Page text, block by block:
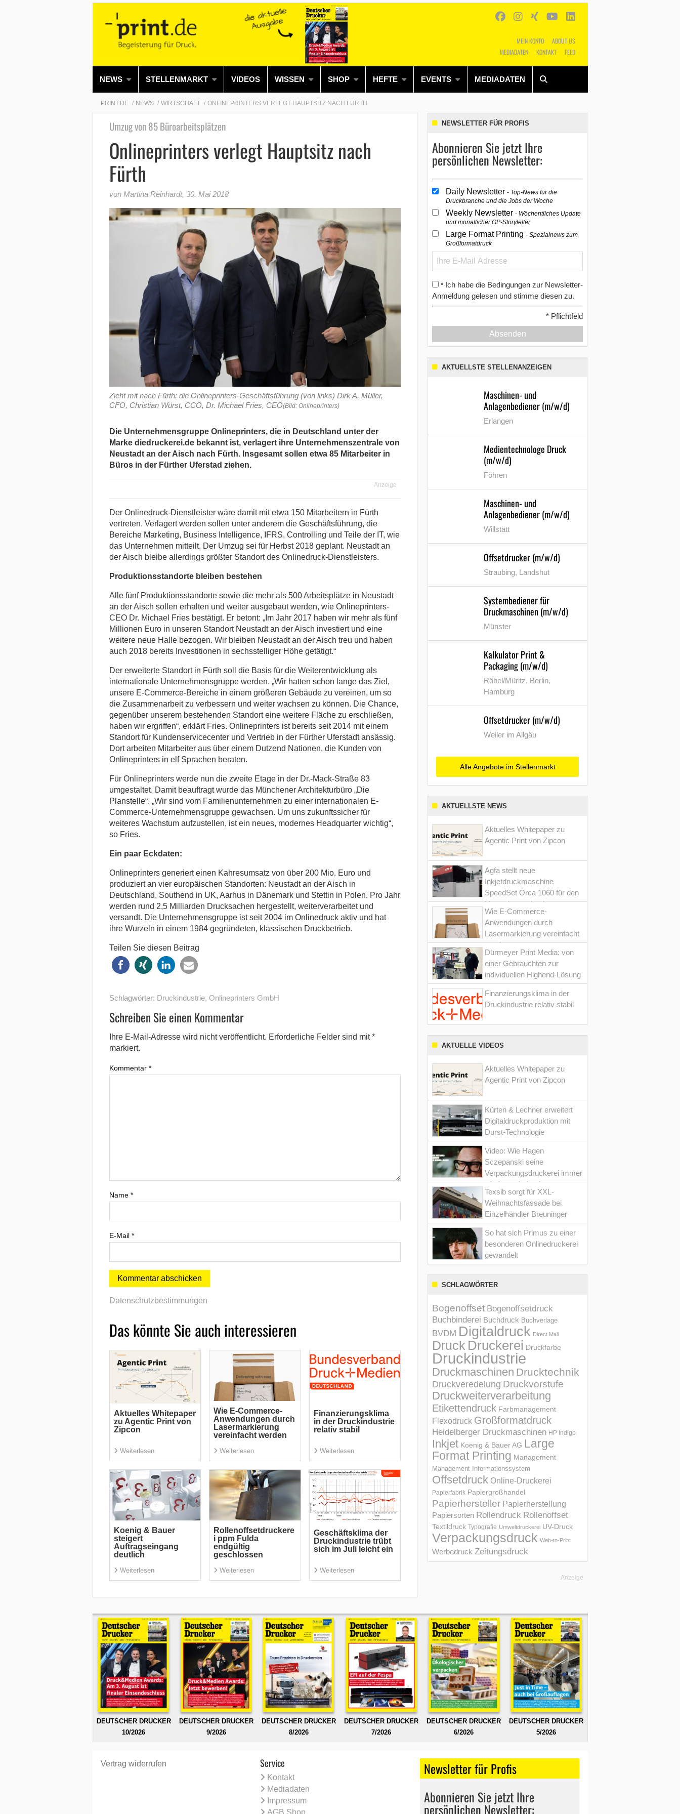
MEIN KONTO
ABOUT US
MEDIADATEN
KONTAKT FEED
NEWS STELLENMARKT VIDEOS WISSEN SHOP HEFTE EVENTS MEDIADATEN
Alles Shop SUCHEN
PRINT.DE NEWS WIRTSCHAFT ONLINEPRINTERS VERLEGT HAUPTSITZ NACH FÜRTH
Umzug von 85 Büroarbeitsplätzen
Onlineprinters verlegt Hauptsitz nach
Fürth
von Martina Reinhardt, 30. Mai 2018
Zieht mit nach Fürth: die Onlineprinters-Geschäftsführung (von links) Dirk A. Müller,
CFO, Christian Würst, CCO, Dr. Michael Fries, CEO(Bild: Onlineprinters)
Die Unternehmensgruppe Onlineprinters, die in Deutschland unter der
Marke diedruckerei.de bekannt ist, verlagert ihre Unternehmenszentrale von
Neustadt an der Aisch nach Fürth. Insgesamt sollen etwa 85 Mitarbeiter in
Büros in der Fürther Uferstad ziehen.
Anzeige
Der Onlinedruck-Dienstleister wäre damit mit etwa 150 Mitarbeitern in Fürth
vertreten. Verlagert werden sollen unter anderem die Geschäftsführung, die
Bereiche Marketing, Business Intelligence, IFRS, Controlling und Teile der IT, wie
das Unternehmen mitteilt. Der Umzug sei für Herbst 2018 geplant. Neustadt an
der Aisch bleibe allerdings größter Standort des Onlinedruck-Dienstleisters.
Produktionsstandorte bleiben bestehen
Alle fünf Produktionsstandorte sowie die mehr als 500 Arbeitsplätze in Neustadt
an der Aisch sollen erhalten und weiter ausgebaut werden, wie Onlineprinters-
CEO Dr. Michael Fries bestätigt. Er betont: „Im Jahr 2017 haben wir mehr als fünf
Millionen Euro in unseren Standort Neustadt an der Aisch investiert und eine
weitere neue Halle bezogen. Wir bleiben Neustadt an der Aisch treu und haben
auch 2018 bereits Investitionen in sechsstelliger Höhe getätigt.“
Der erweiterte Standort in Fürth soll die Basis für die Weiterentwicklung als
internationale Unternehmensgruppe werden. „Wir hatten schon lange das Ziel,
unsere E-Commerce-Bereiche in einem größeren Gebäude zu vereinen, um so
die Zusammenarbeit zu verbessern und weiter wachsen zu können. Die Chance,
gegenüber unserem bestehenden Standort eine weitere Fläche zu erschließen,
haben wir ergriffen“, erklärt Fries. Onlineprinters ist bereits seit 2014 mit einem
Standort für Kundenservicecenter und Vertrieb in der Fürther Uferstadt ansässig.
Dort arbeiten Mitarbeiter aus über einem Dutzend Nationen, die Kunden von
Onlineprinters in elf Sprachen beraten.
Für Onlineprinters werde nun die zweite Etage in der Dr.-Mack-Straße 83
umgestaltet. Damit beauftragt wurde das Münchener Architekturbüro „Die
Planstelle“. „Wir sind vom Familienunternehmen zu einer internationalen E-
Commerce-Unternehmensgruppe gewachsen. Um uns zukunftssicher für
weiteres Wachstum aufzustellen, ist ein neues, modernes Headquarter wichtig“,
so Fries.
Ein paar Eckdaten:
Onlineprinters generiert einen Kahresumsatz von über 200 Mio. Euro und
produziert an vier europäischen Standorten: Neustadt an der Aisch in
Deutschland, Southend in UK, Aarhus in Dänemark und Stettin in Polen. Pro Jahr
werden rund 2,5 Milliarden Drucksachen hergestellt, weiterverarbeitet und
versandt. Die Unternehmensgruppe ist seit 2004 im Onlinedruck aktiv und hat
ihre Wurzeln in einem 1984 gegründeten, klassischen Druckbetrieb.
Teilen Sie diesen Beitrag
Schlagwörter: Druckindustrie, Onlineprinters GmbH
Schreiben Sie einen Kommentar
Ihre E-Mail-Adresse wird nicht veröffentlicht. Erforderliche Felder sind mit*
markiert.
Kommentar *
Name *
E-Mail *
Datenschutzbestimmungen
Das könnte Sie auch interessieren
Aktuelles Whitepaper
zu Agentic Print von
Zipcon
Weiterlesen
Wie E-Commerce-
Anwendungen durch
Lasermarkierung
vereinfacht werden
Weiterlesen
Finanzierungsklima
in der Druckindustrie
relativ stabil
Weiterlesen
Koenig & Bauer
steigert
Auftragseingang
deutlich
Weiterlesen
Rollenoffsetdruckere
i ppm Fulda
endgültig
geschlossen
Weiterlesen
Geschäftsklima der
Druckindustrie trübt
sich im Juli leicht ein
Weiterlesen
NEWSLETTER FÜR PROFIS
Abonnieren Sie jetzt Ihre
persönlichen Newsletter:
Daily Newsletter Top-News für die
Druckbranche und die Jobs der Woche
Weekly Newsletter Wöchentliches Update
und monatlicher GP-Storyletter
Large Format Printing Spezialnews zum
Großformatdruck
* Ich habe die Bedingungen zur Newsletter-
Anmeldung gelesen und stimme diesen zu.
* Pflichtfeld
Absenden
AKTUELLSTE STELLENANZEIGEN
Maschinen- und
Anlagenbediener (m/w/d)
Erlangen
Medientechnologe Druck
(m/w/d)
Föhren
Maschinen- und
Anlagenbediener (m/w/d)
Willstätt
Offsetdrucker (m/w/d)
Straubing, Landshut
Systembediener für
Druckmaschinen (m/w/d)
Münster
Kalkulator Print &
Packaging (m/w/d)
Röbel/Müritz, Berlin,
Hamburg
Offsetdrucker (m/w/d)
Weiler im Allgäu
Alle Angebote im Stellenmarkt
AKTUELLSTE NEWS
Aktuelles Whitepaper zu
Agentic Print von Zipcon
Agfa stellt neue
Inkjetdruckmaschine
SpeedSet Orca 1060 für den
Verpackungsdruck vor
Wie E-Commerce-
Anwendungen durch
Lasermarkierung vereinfacht
werden
Dürmeyer Print Media: von
einer Gebrauchten zur
individuellen Highend-Lösung
Finanzierungsklima in der
Druckindustrie relativ stabil
AKTUELLE VIDEOS
Aktuelles Whitepaper zu
Agentic Print von Zipcon
Kürten & Lechner erweitert
Digitaldruckproduktion mit
Durst-Technologie
Video: Wie Hagen
Sczepanski seine
Verpackungsdruckerei immer
wieder optimiert hat
Texsib sorgt für XXL-
Weihnachtsfassade bei
Einzelhändler Breuninger
So hat sich Primus zu einer
besonderen Onlinedruckerei
gewandelt
SCHLAGWÖRTER
Bogenoffset Bogenoffsetdruck
Buchbinderei Buchdruck Buchverlage
BVDM Digitaldruck Direct Mail
Druck Druckerei Druckfarbe
Druckindustrie
Druckmaschinen Drucktechnik
Druckveredelung Druckvorstufe
Druckweiterverarbeitung
Etikettendruck Farbmanagement
Flexodruck Großformatdruck
Heidelberger Druckmaschinen HP Indigo
Inkjet Koenig & Bauer AG Large
Format Printing Management
Management Informations­system
Offsetdruck Online-Druckerei
Papierfabrik Papiergroßhandel
Papierhersteller Papierherstellung
Papiersorten Rollendruck Rollenoffset
Textildruck Typografie Umweltdruckerei UV-Druck
Verpackungsdruck Web-to-Print
Werbedruck Zeitungsdruck
Anzeige
DEUTSCHER DRUCKER
10/2026
DEUTSCHER DRUCKER
9/2026
DEUTSCHER DRUCKER
8/2026
DEUTSCHER DRUCKER
7/2026
DEUTSCHER DRUCKER
6/2026
DEUTSCHER DRUCKER
5/2026
Vertrag widerrufen Service
Kontakt
Mediadaten
Impressum
Newsletter für Profis
Abonnieren Sie jetzt Ihre
persönlichen Newsletter: